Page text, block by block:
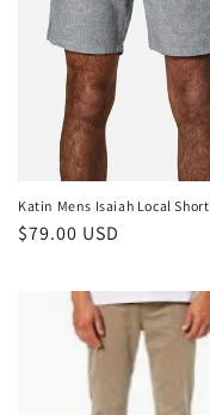
Katin Mens Isaiah Local Short
Normaler
$79.00 USD